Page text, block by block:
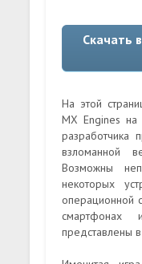
Скачать
На этой
MX Engines
разработчика
взломанной
Возможны
некоторых
операционной
смартфонах
представлены